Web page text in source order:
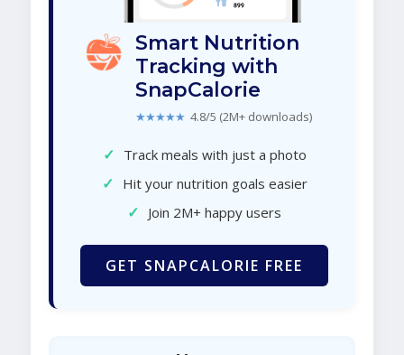
Smart Nutrition
Tracking with
SnapCalorie
★★★★★ 4.8/5 (2M+ downloads)
✓ Track meals with just a photo
✓ Hit your nutrition goals easier
✓ Join 2M+ happy users
GET SNAPCALORIE FREE